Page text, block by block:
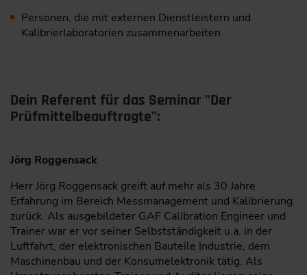
Personen, die mit externen Dienstleistern und
Kalibrier­laboratorien zusammenarbeiten
Dein Referent für das Seminar "Der
Prüfmittelbeauftragte":
Jörg Roggensack
Herr Jörg Roggensack greift auf mehr als 30 Jahre
Erfahrung im Bereich Messmanagement und Kalibrierung
zurück. Als ausgebildeter GAF Calibration Engineer und
Trainer war er vor seiner Selbstständigkeit u.a. in der
Luftfahrt, der elektronischen Bauteile Industrie, dem
Maschinenbau und der Konsumelektronik tätig. Als